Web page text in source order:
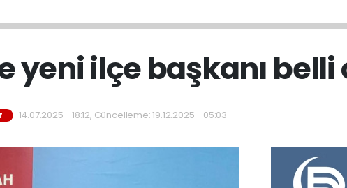
yeni ilçe başkanı belli
14.07.2025 - 18:12, Güncelleme: 19.12.2025 - 05:03